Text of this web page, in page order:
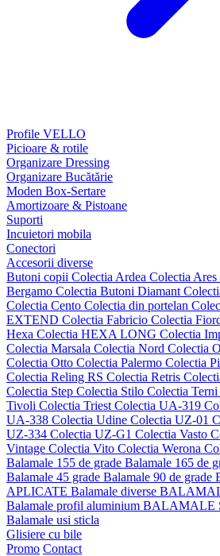
Profile VELLO
Picioare & rotile
Organizare Dressing
Organizare Bucătărie
Moden Box-Sertare
Amortizoare & Pistoane
Suporti
Incuietori mobila
Conectori
Accesorii diverse
Butoni copii Colectia Ardea Colectia Ares
Bergamo Colectia Butoni Diamant
Colectia Cento Colectia din portelan
EXTEND Colectia Fabricio Colectia
Hexa Colectia HEXA LONG Colectia
Colectia Marsala Colectia Nord Colectia
Colectia Otto Colectia Palermo Colectia
Colectia Reling RS Colectia Retris
Colectia Step Colectia Stilo Colectia Terni
Tivoli Colectia Triest Colectia UA-319
UA-338 Colectia Udine Colectia UZ-01
UZ-334 Colectia UZ-G1 Colectia Vasto
Vintage Colectia Vito Colectia Werona
Balamale 155 de grade Balamale 165 de
Balamale 45 grade Balamale 90 de grade
APLICATE Balamale diverse
Balamale profil aluminium BALAMALE
Balamale usi sticla
Glisiere cu bile
Promo Contact